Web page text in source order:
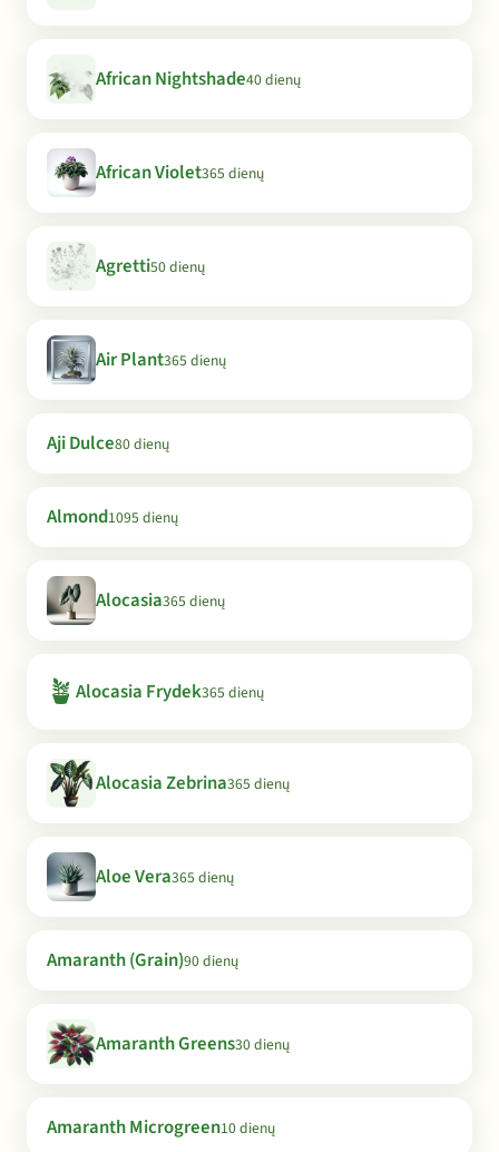
African Nightshade40 dienų
African Violet365 dienų
Agretti50 dienų
Air Plant365 dienų
Aji Dulce80 dienų
Almond1095 dienų
Alocasia365 dienų
🪴 Alocasia Frydek365 dienų
Alocasia Zebrina365 dienų
Aloe Vera365 dienų
Amaranth (Grain)90 dienų
Amaranth Greens30 dienų
Amaranth Microgreen10 dienų